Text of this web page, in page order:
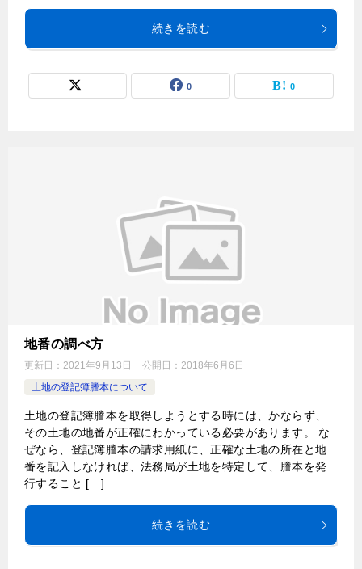
続きを読む
0 0
地番の調べ方
更新日： 2021年9月13日 公開日： 2018年6月6日
土地の登記簿謄本について
土地の登記簿謄本を取得しようとする時には、かならず、
その土地の地番が正確にわかっている必要があります。 な
ぜなら、登記簿謄本の請求用紙に、正確な土地の所在と地
番を記入しなければ、法務局が土地を特定して、謄本を発
行すること […]
続きを読む